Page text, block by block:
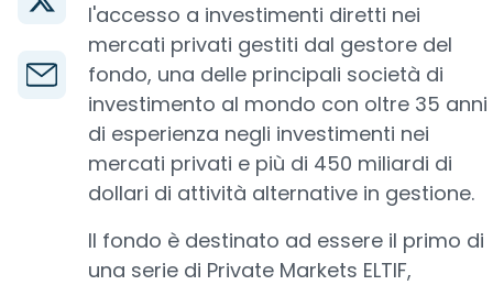
l'accesso a investimenti diretti nei
mercati privati gestiti dal gestore del
fondo, una delle principali società di
investimento al mondo con oltre 35 anni
di esperienza negli investimenti nei
mercati privati e più di 450 miliardi di
dollari di attività alternative in gestione.
Il fondo è destinato ad essere il primo di
una serie di Private Markets ELTIF,